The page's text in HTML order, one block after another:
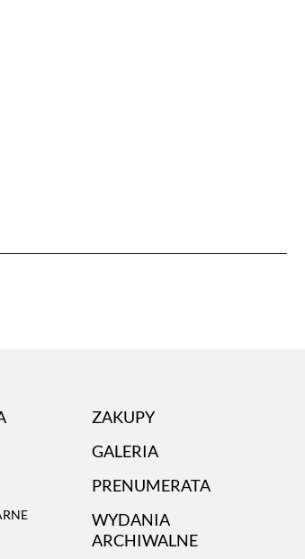
ZAKUPY
GALERIA
PRENUMERATA
WYDANIA
ARCHIWALNE